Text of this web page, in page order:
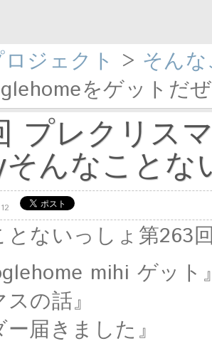
ジェクト > そん
をゲットだ
プレクリス
んなことな
とないっしょ第263
mihi ゲット
の話』
ー届きました』